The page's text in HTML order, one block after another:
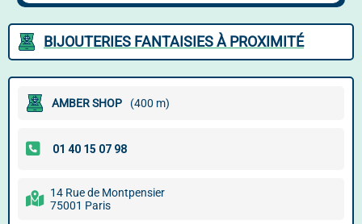
BIJOUTERIES FANTAISIES À PROXIMITÉ
AMBER SHOP (400 m)
14 Rue de Montpensier
75001 Paris